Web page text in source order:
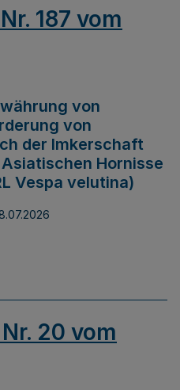
187 vom
von
von
der Imkerschaft
Hornisse
Vespa velutina)
20 vom